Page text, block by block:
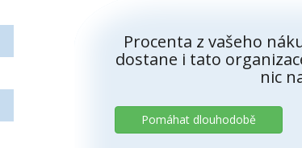
Procenta z vašeho
dostane i tato
nic
Pomáhat dlouhodobě